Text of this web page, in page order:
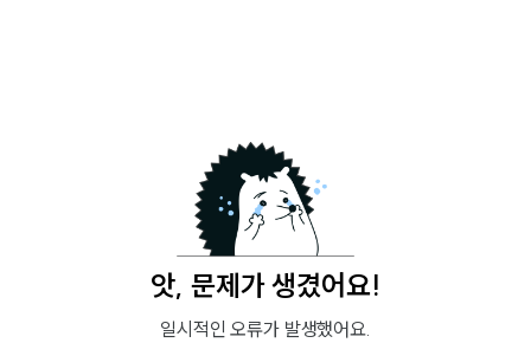
앗, 문제가 생겼어요!
일시적인 오류가 발생했어요.